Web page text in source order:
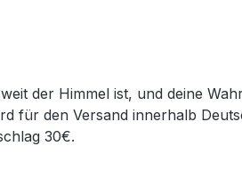
der Himmel ist, und deine
für den Versand innerhalb
30€.